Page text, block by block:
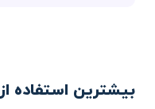
بیشترین استفاده از Type AI